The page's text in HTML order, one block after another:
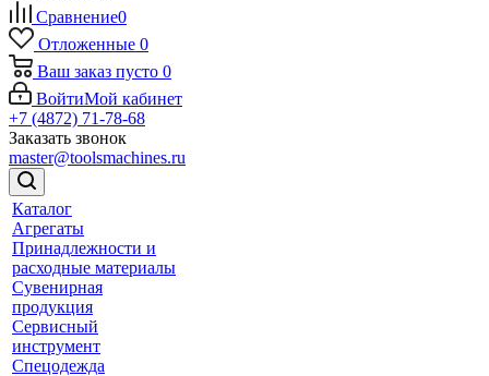
Сравнение0
Отложенные 0
Ваш заказ пусто 0
ВойтиМой кабинет
+7 (4872) 71-78-68
Заказать звонок
master@toolsmachines.ru
Каталог
Агрегаты
Принадлежности и
расходные материалы
Сувенирная
продукция
Сервисный
инструмент
Спецодежда